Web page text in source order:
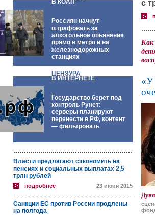
В КОАП
Россиян начнут
штрафовать за
алкогольное опьянение
прямо в метро и на
железнодорожных
станциях
ЦЕНЗУРА
В ИНТЕРНЕТЕ
Государство берет под
контроль Рунет:
серверы планируют
перенести в РФ, контент
— фильтровать
Власти предлагают сэкономить на
пенсиях и социальных выплатах 2,5
трлн рублей
подробнее 23 июня 2015
Санкции ЕС против России продлены
на полгода
с
Как
«У